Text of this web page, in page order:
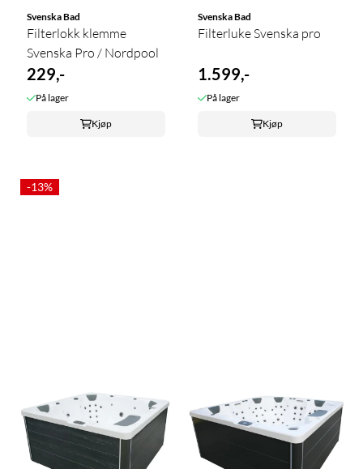
Svenska Bad
Filterlokk klemme
Svenska Pro / Nordpool
229,-
På lager
Kjøp
Svenska Bad
Filterluke Svenska pro
1.599,-
På lager
Kjøp
-13%